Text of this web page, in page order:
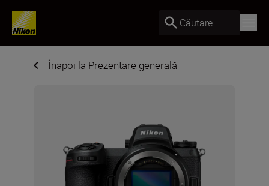
Căutare
Înapoi la Prezentare generală